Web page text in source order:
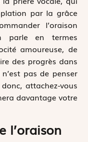
par la grâce
l’oraison
parle en termes
amoureuse, de
des progrès dans
pas de penser
attachez-vous
davantage votre
l’oraison